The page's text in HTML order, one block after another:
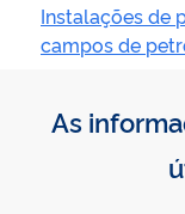
Instalações de
campos de
As